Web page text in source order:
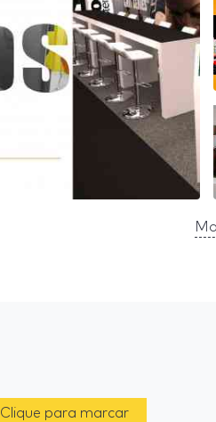
Clique para marcar